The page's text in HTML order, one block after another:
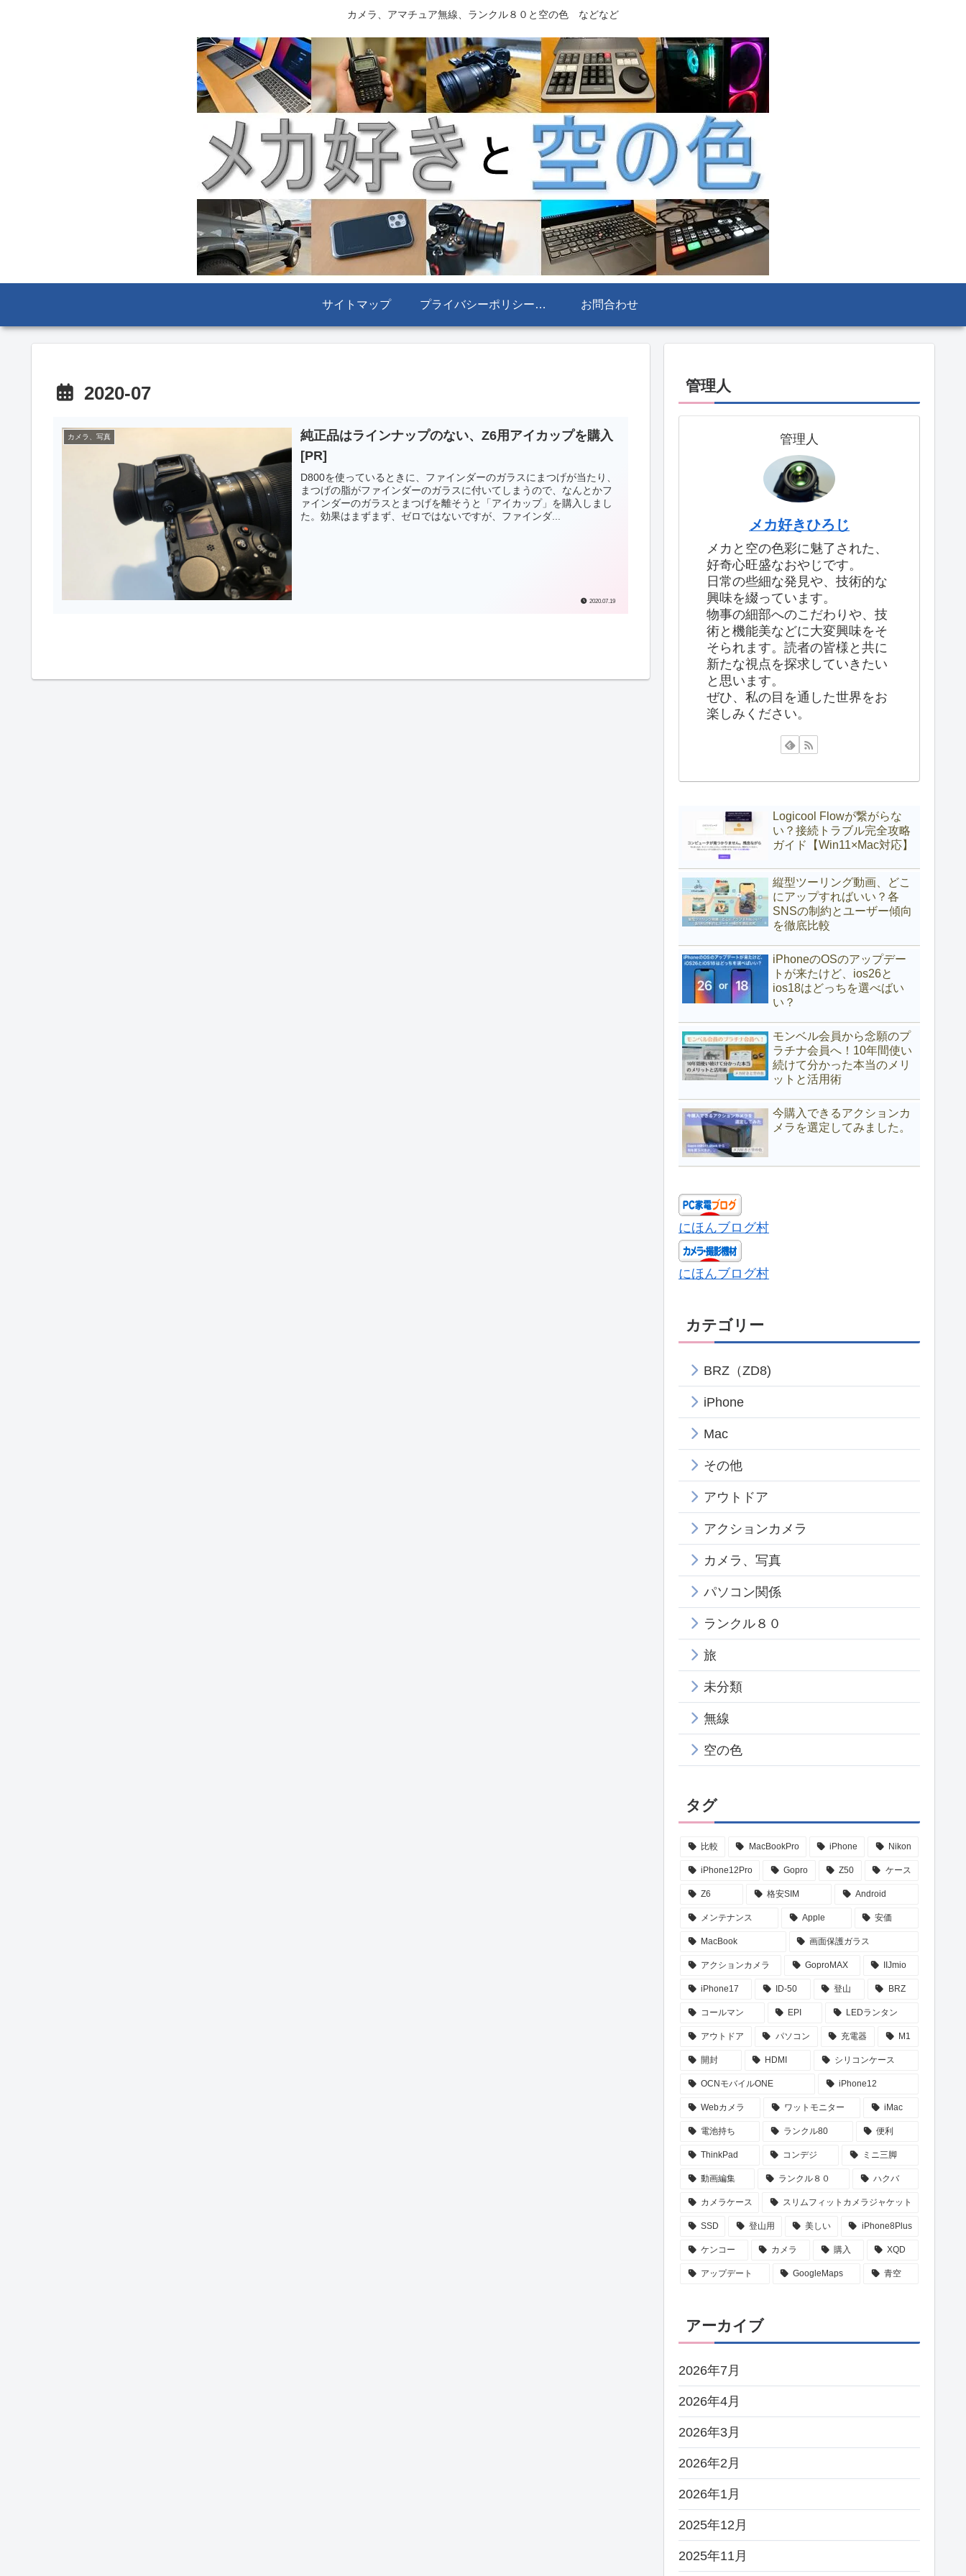
カメラ、アマチュア無線、ランクル８０と空の色 などなど
サイトマップ プライバシーポリシー・免責事項 お問合わせ
2020-07
カメラ、写真
純正品はラインナップのない、Z6用アイカップを購入
[PR]
D800を使っているときに、ファインダーのガラスにまつげが当たり、
まつげの脂がファインダーのガラスに付いてしまうので、なんとかフ
ァインダーのガラスとまつげを離そうと「アイカップ」を購入しまし
た。効果はまずまず、ゼロではないですが、ファインダ...
2020.07.19
管理人
管理人
メカ好きひろじ
メカと空の色彩に魅了された、
好奇心旺盛なおやじです。
日常の些細な発見や、技術的な
興味を綴っています。
物事の細部へのこだわりや、技
術と機能美などに大変興味をそ
そられます。読者の皆様と共に
新たな視点を探求していきたい
と思います。
ぜひ、私の目を通した世界をお
楽しみください。
Logicool Flowが繋がらな
い？接続トラブル完全攻略
ガイド【Win11×Mac対応】
縦型ツーリング動画、どこ
にアップすればいい？各
SNSの制約とユーザー傾向
を徹底比較
iPhoneのOSのアップデー
トが来たけど、ios26と
ios18はどっちを選べばい
い？
モンベル会員から念願のプ
ラチナ会員へ！10年間使い
続けて分かった本当のメリ
ットと活用術
今購入できるアクションカ
メラを選定してみました。
にほんブログ村
にほんブログ村
カテゴリー
BRZ（ZD8)
iPhone
Mac
その他
アウトドア
アクションカメラ
カメラ、写真
パソコン関係
ランクル８０
旅
未分類
無線
空の色
タグ
比較 MacBookPro iPhone Nikon
iPhone12Pro Gopro Z50 ケース
Z6 格安SIM Android
メンテナンス Apple 安価
MacBook 画面保護ガラス
アクションカメラ GoproMAX IIJmio
iPhone17 ID-50 登山 BRZ
コールマン EPI LEDランタン
アウトドア パソコン 充電器 M1
開封 HDMI シリコンケース
OCNモバイルONE iPhone12
Webカメラ ワットモニター iMac
電池持ち ランクル80 便利
ThinkPad コンデジ ミニ三脚
動画編集 ランクル８０ ハクバ
カメラケース スリムフィットカメラジャケット
SSD 登山用 美しい iPhone8Plus
ケンコー カメラ 購入 XQD
アップデート GoogleMaps 青空
アーカイブ
2026年7月
2026年4月
2026年3月
2026年2月
2026年1月
2025年12月
2025年11月